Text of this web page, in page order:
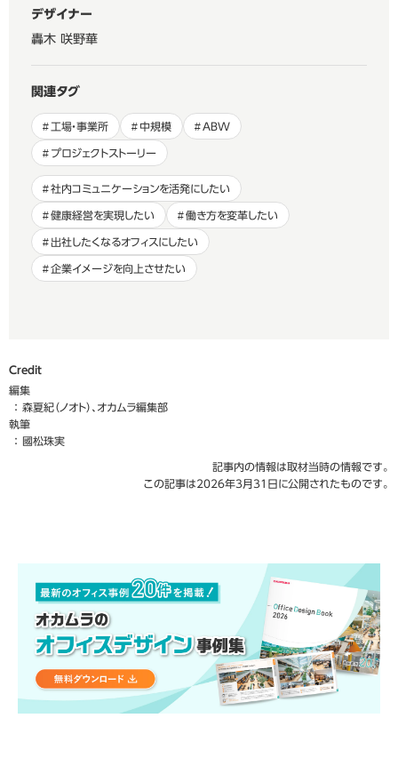
デザイナー
轟木 咲野華
関連タグ
工場・事業所 中規模 ABW
プロジェクトストーリー
社内コミュニケーションを活発にしたい
健康経営を実現したい 働き方を変革したい
出社したくなるオフィスにしたい
企業イメージを向上させたい
Credit
編集
森夏紀（ノオト）、オカムラ編集部
執筆
國松珠実
記事内の情報は取材当時の情報です。
この記事は2026年3月31日に公開されたものです。